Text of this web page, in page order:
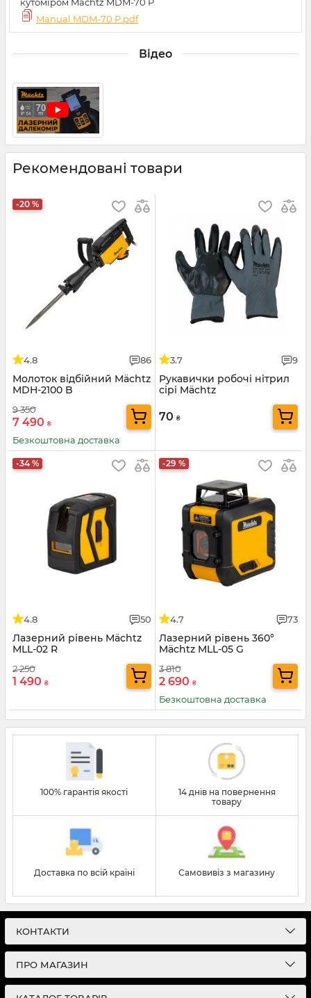
Manual MDM-70 P.pdf
Відео
Рекомендовані товари
-20 %
4.8 86
Молоток відбійний Mächtz
MDH-2100 B
9 350
7 490 ₴
Безкоштовна доставка
3.7 9
Рукавички робочі нітрил
сірі Mächtz
70 ₴
-34 %
4.8 50
Лазерний рівень Mächtz
MLL-02 R
2 250
1 490 ₴
-29 %
4.7 73
Лазерний рівень 360°
Mächtz MLL-05 G
3 810
2 690 ₴
Безкоштовна доставка
100% гарантія якості
14 днів на повернення
товару
Доставка по всій країні Самовивіз з магазину
КОНТАКТИ
ПРО МАГАЗИН